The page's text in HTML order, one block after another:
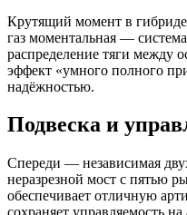
Крутящий момент в гибриде
газ моментальная —
распределение тяги между
эффект «умного полного
надёжностью.
Подвеска и
Спереди — независимая
неразрезной мост с пятью
обеспечивает отличную